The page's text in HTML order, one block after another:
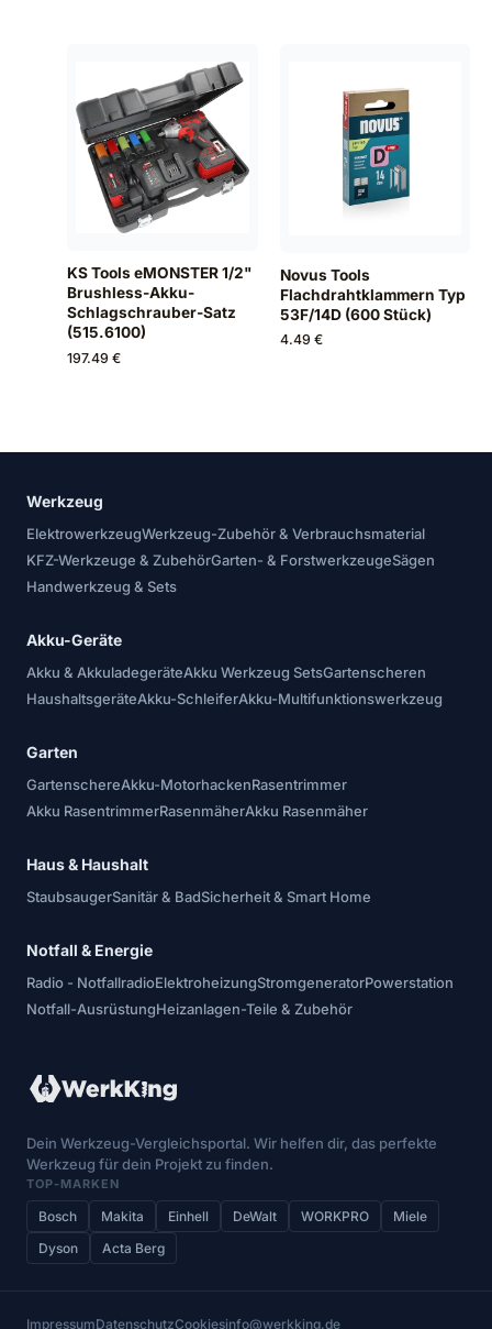
KS Tools eMONSTER 1/2"
Brushless-Akku-
Schlagschrauber-Satz
(515.6100)
197.49 €
Novus Tools
Flachdrahtklammern Typ
53F/14D (600 Stück)
4.49 €
Werkzeug
ElektrowerkzeugWerkzeug-Zubehör & Verbrauchsmaterial
KFZ-Werkzeuge & ZubehörGarten- & ForstwerkzeugeSägen
Handwerkzeug & Sets
Akku-Geräte
Akku & AkkuladegeräteAkku Werkzeug SetsGartenscheren
HaushaltsgeräteAkku-SchleiferAkku-Multifunktionswerkzeug
Garten
GartenschereAkku-MotorhackenRasentrimmer
Akku RasentrimmerRasenmäherAkku Rasenmäher
Haus & Haushalt
StaubsaugerSanitär & BadSicherheit & Smart Home
Notfall & Energie
Radio - NotfallradioElektroheizungStromgeneratorPowerstation
Notfall-AusrüstungHeizanlagen-Teile & Zubehör
Dein Werkzeug-Vergleichsportal. Wir helfen dir, das perfekte
Werkzeug für dein Projekt zu finden.
TOP-MARKEN
Bosch Makita Einhell DeWalt WORKPRO
Miele
Dyson
Acta Berg
ImpressumDatenschutzCookiesinfo@werkking.de